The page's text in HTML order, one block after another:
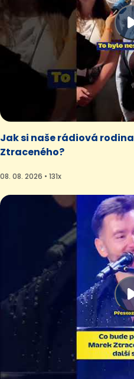
Jak si naše rádiová
Ztraceného?
08. 08. 2026 • 131x